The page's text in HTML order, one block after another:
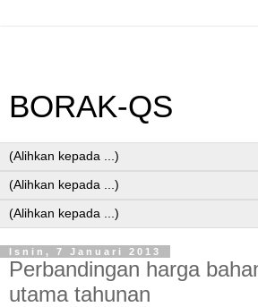
BORAK-QS
Isnin, 7 Januari 2013
Perbandingan harga
utama tahunan